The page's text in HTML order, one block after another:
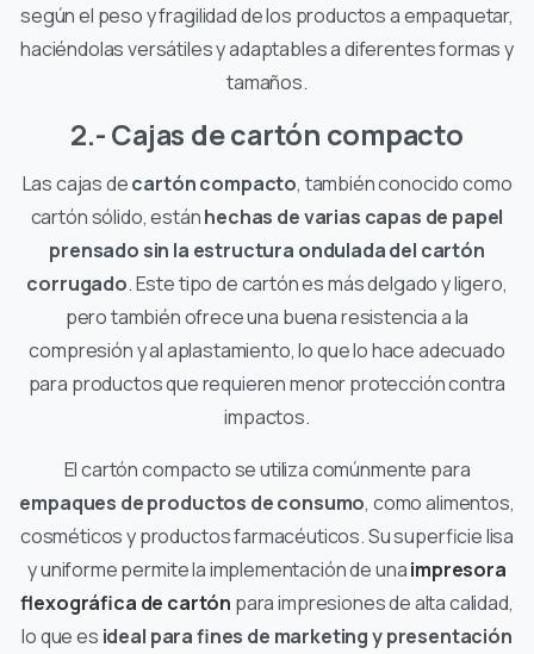
según el peso y fragilidad de los productos a empaquetar,
haciéndolas versátiles y adaptables a diferentes formas y
tamaños.
2.- Cajas de cartón compacto
Las cajas decartón compacto, también conocido como
cartón sólido, estánhechas de varias capas de papel
prensado sin la estructura ondulada del cartón
corrugado. Este tipo de cartón es más delgado y ligero,
pero también ofrece una buena resistencia a la
compresión y al aplastamiento, lo que lo hace adecuado
para productos que requieren menor protección contra
impactos.
El cartón compacto se utiliza comúnmente para
empaques de productos de consumo, como alimentos,
cosméticos y productos farmacéuticos. Su superficie lisa
y uniforme permite la implementación de unaimpresora
flexográfica de cartón para impresiones de alta calidad,
lo que es ideal para fines de marketing y presentación